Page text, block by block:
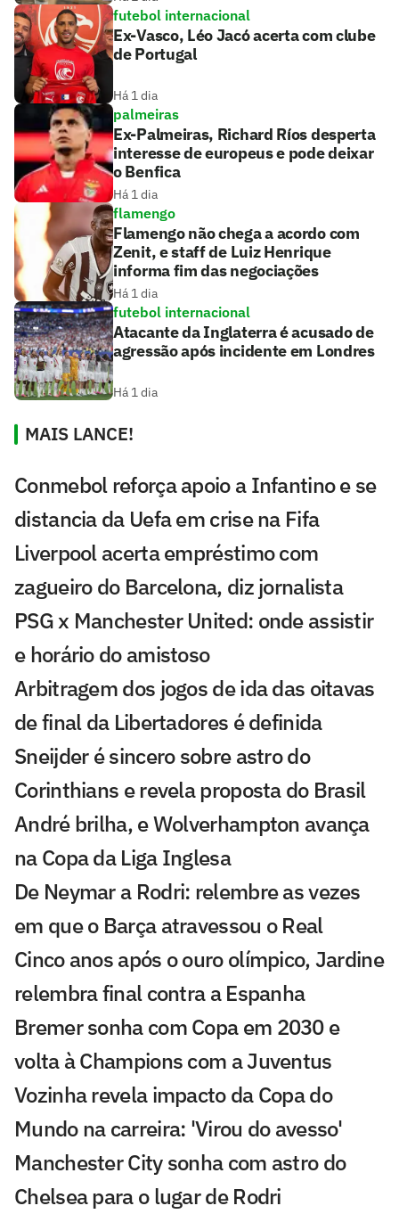
futebol internacional
Ex-Vasco, Léo Jacó acerta com clube
de Portugal
Há 1 dia
palmeiras
Ex-Palmeiras, Richard Ríos desperta
interesse de europeus e pode deixar
o Benfica
Há 1 dia
flamengo
Flamengo não chega a acordo com
Zenit, e staff de Luiz Henrique
informa fim das negociações
Há 1 dia
futebol internacional
Atacante da Inglaterra é acusado de
agressão após incidente em Londres
Há 1 dia
MAIS LANCE!
Conmebol reforça apoio a Infantino e se
distancia da Uefa em crise na Fifa
Liverpool acerta empréstimo com
zagueiro do Barcelona, diz jornalista
PSG x Manchester United: onde assistir
e horário do amistoso
Arbitragem dos jogos de ida das oitavas
de final da Libertadores é definida
Sneijder é sincero sobre astro do
Corinthians e revela proposta do Brasil
André brilha, e Wolverhampton avança
na Copa da Liga Inglesa
De Neymar a Rodri: relembre as vezes
em que o Barça atravessou o Real
Cinco anos após o ouro olímpico, Jardine
relembra final contra a Espanha
Bremer sonha com Copa em 2030 e
volta à Champions com a Juventus
Vozinha revela impacto da Copa do
Mundo na carreira: 'Virou do avesso'
Manchester City sonha com astro do
Chelsea para o lugar de Rodri